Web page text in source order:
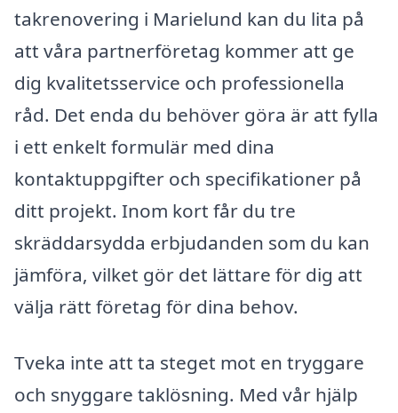
takrenovering i Marielund kan du lita på
att våra partnerföretag kommer att ge
dig kvalitetsservice och professionella
råd. Det enda du behöver göra är att fylla
i ett enkelt formulär med dina
kontaktuppgifter och specifikationer på
ditt projekt. Inom kort får du tre
skräddarsydda erbjudanden som du kan
jämföra, vilket gör det lättare för dig att
välja rätt företag för dina behov.
Tveka inte att ta steget mot en tryggare
och snyggare taklösning. Med vår hjälp